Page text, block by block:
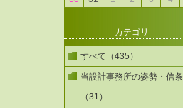
カテゴリ
すべて（435）
当設計事務所の姿勢・信条
（31）